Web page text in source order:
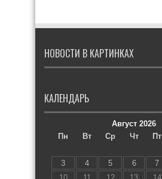
НОВОСТИ В КАРТИНКАХ
КАЛЕНДАРЬ
Август 2026
Пн
Вт Ср Чт Пт
3
4 5 6 7